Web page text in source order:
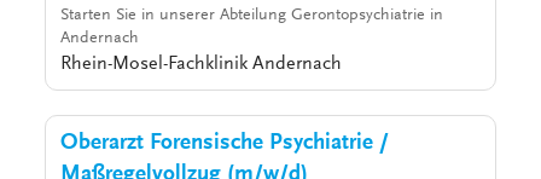
Starten Sie in unserer Abteilung Gerontopsychiatrie in
Andernach
Rhein-Mosel-Fachklinik Andernach
Oberarzt Forensische Psychiatrie /